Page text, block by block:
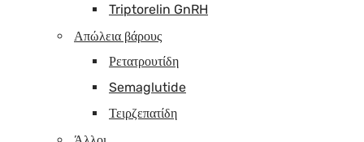
Triptorelin GnRH
Απώλεια βάρους
Ρετατρουτίδη
Semaglutide
Τειρζεπατίδη